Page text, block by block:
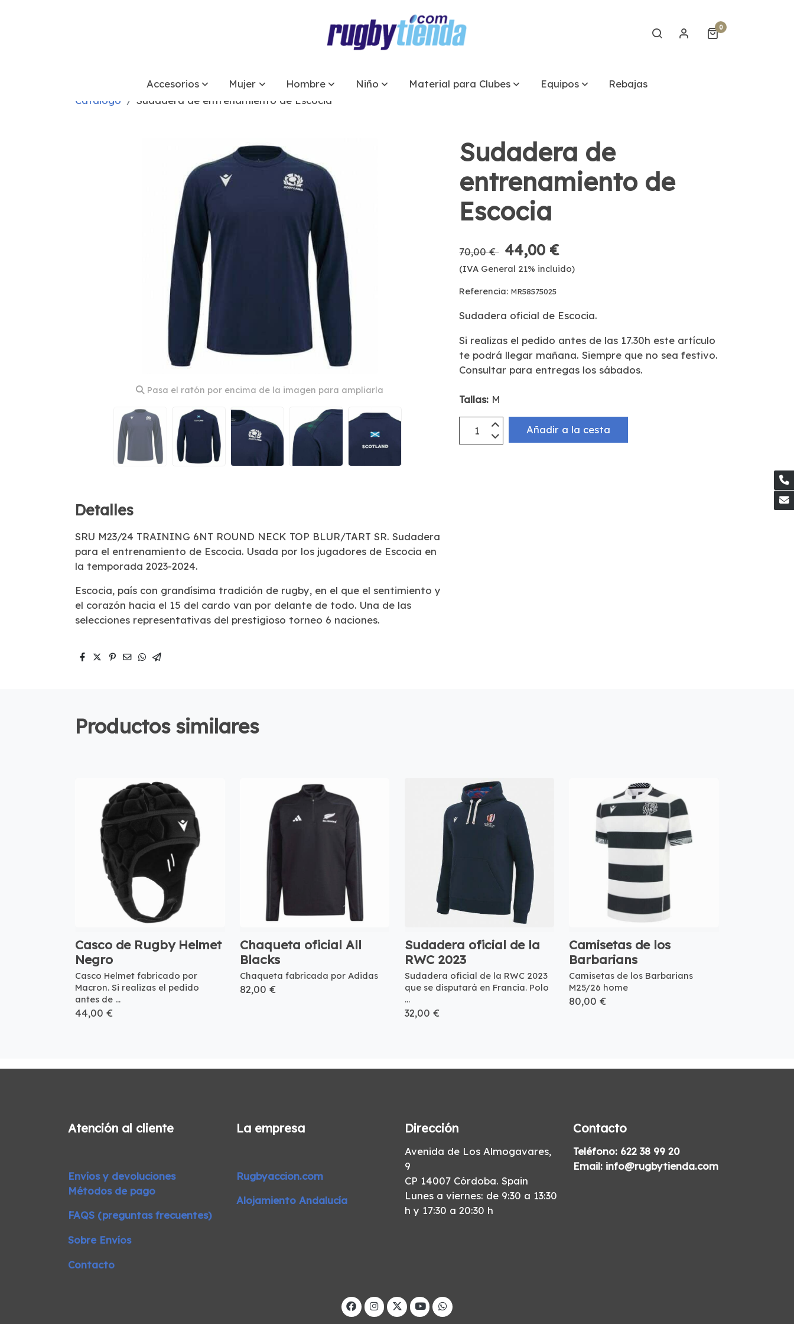
0
Accesorios Mujer Hombre Niño Material para Clubes Equipos
Rebajas
Catálogo
Sudadera de entrenamiento de Escocia
Pasa el ratón por encima de la imagen para ampliarla
Detalles
SRU M23/24 TRAINING 6NT ROUND NECK TOP BLUR/TART SR. Sudadera
para el entrenamiento de Escocia. Usada por los jugadores de Escocia en
la temporada 2023-2024.
Escocia, país con grandísima tradición de rugby, en el que el sentimiento y
el corazón hacia el 15 del cardo van por delante de todo. Una de las
selecciones representativas del prestigioso torneo 6 naciones.
Sudadera de
entrenamiento de
Escocia
70,00 € 44,00 €
(IVA General 21% incluido)
Referencia: MR58575025
Sudadera oficial de Escocia.
Si realizas el pedido antes de las 17.30h este artículo
te podrá llegar mañana. Siempre que no sea festivo.
Consultar para entregas los sábados.
Tallas: M
Añadir a la cesta
Productos similares
Casco de Rugby Helmet
Negro
Casco Helmet fabricado por
Macron. Si realizas el pedido
antes de ...
44,00 €
Chaqueta oficial All
Blacks
Chaqueta fabricada por Adidas
82,00 €
Sudadera oficial de la
RWC 2023
Sudadera oficial de la RWC 2023
que se disputará en Francia. Polo
...
32,00 €
Camisetas de los
Barbarians
Camisetas de los Barbarians
M25/26 home
80,00 €
Atención al cliente
Envíos y devoluciones
Métodos de pago
FAQS (preguntas frecuentes)
Sobre Envíos
Contacto
La empresa
Rugbyaccion.com
Alojamiento Andalucía
Dirección
Avenida de Los Almogavares,
9
CP 14007 Córdoba. Spain
Lunes a viernes: de 9:30 a 13:30
h y 17:30 a 20:30 h
Contacto
Teléfono: 622 38 99 20
Email: info@rugbytienda.com